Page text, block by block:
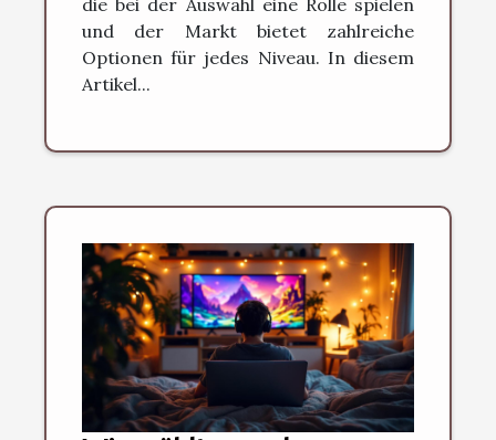
und der Markt bietet zahlreiche
Optionen für jedes Niveau. In diesem
Artikel...